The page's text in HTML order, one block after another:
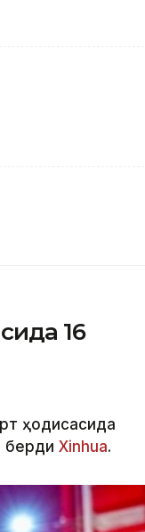
16
ҳодисасида
берди Xinhua.